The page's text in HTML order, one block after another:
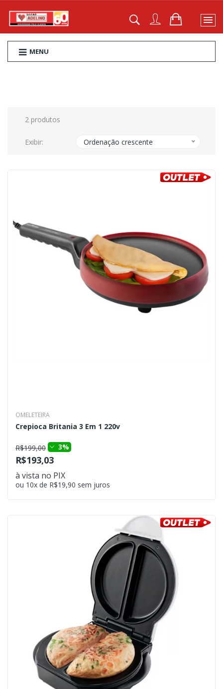
MENU
2 produtos
Exibir: Ordenação crescente
OMELETEIRA
Crepioca Britania 3 Em 1 220v
R$199,00 3%
R$193,03
à vista no PIX
ou 10x de R$19,90 sem juros